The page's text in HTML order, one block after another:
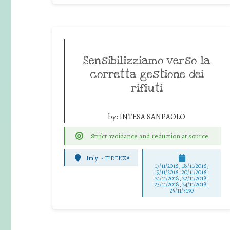
Sensibilizziamo verso la
corretta gestione dei
rifiuti
by: INTESA SANPAOLO
Strict avoidance and reduction at source
Italy - FIDENZA
17/11/2018, 18/11/2018,
19/11/2018, 20/11/2018,
21/11/2018, 22/11/2018,
23/11/2018, 24/11/2018,
25/11/3190